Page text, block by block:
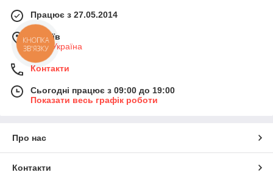
Працює з 27.05.2014
м. Київ
Київ, Україна
Контакти
Сьогодні працює з 09:00 до 19:00
Показати весь графік роботи
Про нас
Контакти
КНОПКА
ЗВ'ЯЗКУ